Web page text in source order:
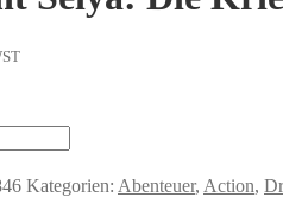
Kategorien: Abenteuer, Action,